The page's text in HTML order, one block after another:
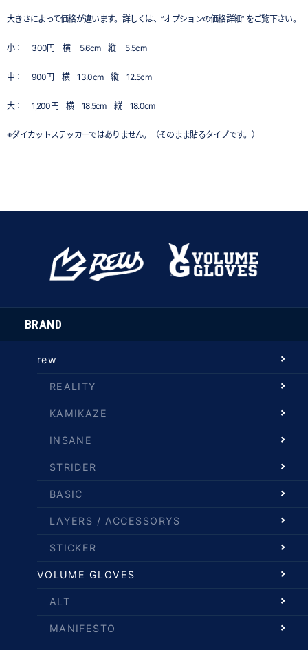
大きさによって価格が違います。詳しくは、”オプションの価格詳細” をご覧下さい。
小： 300円 横 5.6cm 縦 5.5cm
中： 900円 横 13.0cm 縦 12.5cm
大： 1,200円 横 18.5cm 縦 18.0cm
※ダイカットステッカーではありません。（そのまま貼るタイプです。）
BRAND
rew
REALITY
KAMIKAZE
INSANE
STRIDER
BASIC
LAYERS / ACCESSORYS
STICKER
VOLUME GLOVES
ALT
MANIFESTO